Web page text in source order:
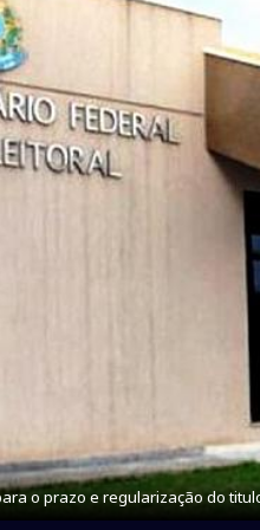
o prazo e regularização do